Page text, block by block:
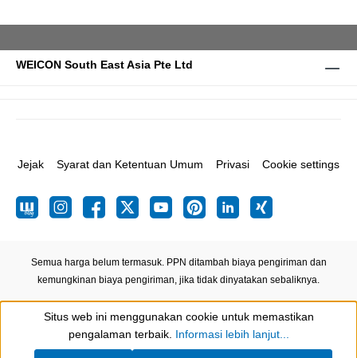
WEICON South East Asia Pte Ltd
Jejak Syarat dan Ketentuan Umum Privasi Cookie settings
Semua harga belum termasuk. PPN ditambah biaya pengiriman dan
kemungkinan biaya pengiriman, jika tidak dinyatakan sebaliknya.
Show toolbar
Situs web ini menggunakan cookie untuk memastikan
pengalaman terbaik. Informasi lebih lanjut...